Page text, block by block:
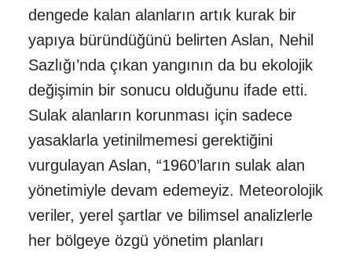
dengede kalan alanların artık kurak bir
yapıya büründüğünü belirten Aslan, Nehil
Sazlığı’nda çıkan yangının da bu ekolojik
değişimin bir sonucu olduğunu ifade etti.
Sulak alanların korunması için sadece
yasaklarla yetinilmemesi gerektiğini
vurgulayan Aslan, “1960’ların sulak alan
yönetimiyle devam edemeyiz. Meteorolojik
veriler, yerel şartlar ve bilimsel analizlerle
her bölgeye özgü yönetim planları